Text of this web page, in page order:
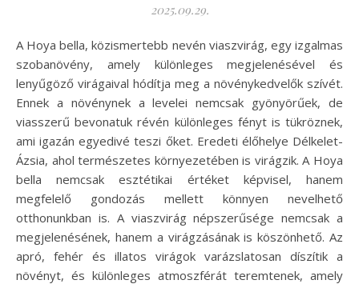
2025.09.29.
A Hoya bella, közismertebb nevén viaszvirág, egy izgalmas
szobanövény, amely különleges megjelenésével és
lenyűgöző virágaival hódítja meg a növénykedvelők szívét.
Ennek a növénynek a levelei nemcsak gyönyörűek, de
viasszerű bevonatuk révén különleges fényt is tükröznek,
ami igazán egyedivé teszi őket. Eredeti élőhelye Délkelet-
Ázsia, ahol természetes környezetében is virágzik. A Hoya
bella nemcsak esztétikai értéket képvisel, hanem
megfelelő gondozás mellett könnyen nevelhető
otthonunkban is. A viaszvirág népszerűsége nemcsak a
megjelenésének, hanem a virágzásának is köszönhető. Az
apró, fehér és illatos virágok varázslatosan díszítik a
növényt, és különleges atmoszférát teremtenek, amely